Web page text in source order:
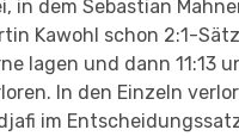
in dem Sebastian
Kawohl schon 2:1-
lagen und dann 11:13
In den Einzeln
im